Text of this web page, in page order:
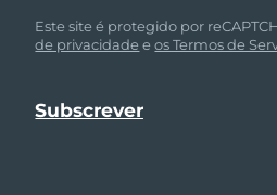
Este site é protegido por
de privacidade eos Termos de